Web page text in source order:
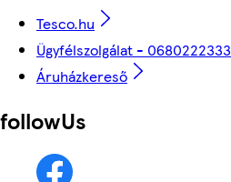
Tesco.hu
Ügyfélszolgálat - 0680222333
Áruházkereső
followUs